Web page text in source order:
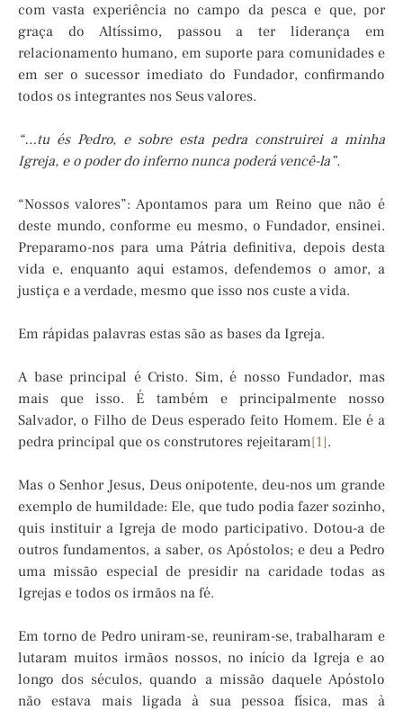
com vasta experiência no campo da pesca e que, por
graça do Altíssimo, passou a ter liderança em
relacionamento humano, em suporte para comunidades e
em ser o sucessor imediato do Fundador, confirmando
todos os integrantes nos Seus valores.
“…tu és Pedro, e sobre esta pedra construirei a minha
Igreja, e o poder do inferno nunca poderá vencê-la”.
“Nossos valores”: Apontamos para um Reino que não é
deste mundo, conforme eu mesmo, o Fundador, ensinei.
Preparamo-nos para uma Pátria definitiva, depois desta
vida e, enquanto aqui estamos, defendemos o amor, a
justiça e a verdade, mesmo que isso nos custe a vida.
Em rápidas palavras estas são as bases da Igreja.
A base principal é Cristo. Sim, é nosso Fundador, mas
mais que isso. É também e principalmente nosso
Salvador, o Filho de Deus esperado feito Homem. Ele é a
pedra principal que os construtores rejeitaram[1].
Mas o Senhor Jesus, Deus onipotente, deu-nos um grande
exemplo de humildade: Ele, que tudo podia fazer sozinho,
quis instituir a Igreja de modo participativo. Dotou-a de
outros fundamentos, a saber, os Apóstolos; e deu a Pedro
uma missão especial de presidir na caridade todas as
Igrejas e todos os irmãos na fé.
Em torno de Pedro uniram-se, reuniram-se, trabalharam e
lutaram muitos irmãos nossos, no início da Igreja e ao
longo dos séculos, quando a missão daquele Apóstolo
não estava mais ligada à sua pessoa física, mas à